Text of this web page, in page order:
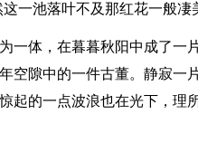
一池落叶不及那红花一般凄
一体，在暮暮秋阳中成了一
空隙中的一件古董。静寂一
起的一点波浪也在光下，理